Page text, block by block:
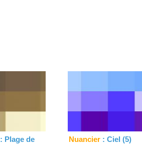
: Plage de
Nuancier : Ciel (5)